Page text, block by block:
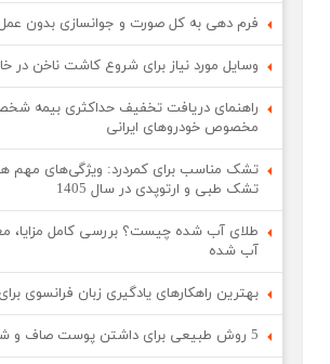
فرم دهی به کل صورت و جوانسازی بدون عمل
وسایل مورد نیاز برای شروع کاشت ناخن در
راهنمای دریافت تخفیف حداکثری بیمه
مخصوص خودروهای ایرانی
تشک مناسب برای کمردرد: ویژگی‌های مهم
تشک طبی و ارتوپدی در سال 1405
طلای آب شده چیست؟ بررسی کامل مزایا،
آب شده
بهترین راهکارهای یادگیری زبان فرانسوی
5 روش طبیعی برای داشتن پوست صاف و شفاف